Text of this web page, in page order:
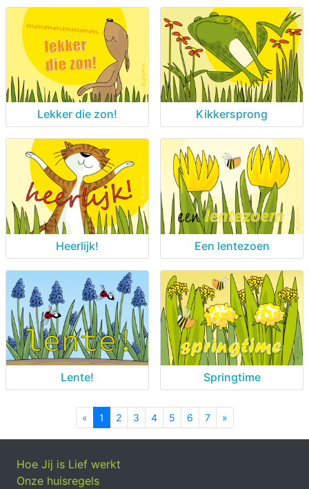
Lekker die zon! Kikkersprong
Heerlijk! Een lentezoen
Lente! Springtime
« Previous
1 2 3 4 5 6 7 »
Hoe Jij is Lief werkt
Onze huisregels